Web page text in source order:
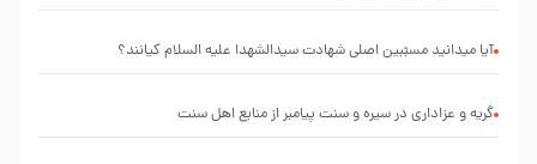
آیا میدانید مسبّبین اصلی شهادت سیدالشهدا علیه ‌السلام کیانند؟
گریه و عزاداری در سیره و سنت پیامبر از منابع اهل سنت